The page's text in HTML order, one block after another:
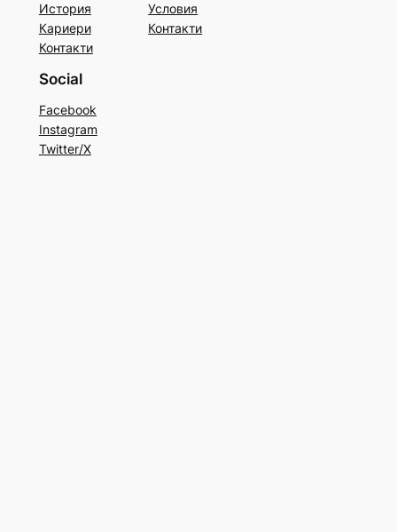
История
Кариери
Контакти
Условия
Контакти
Social
Facebook
Instagram
Twitter/X